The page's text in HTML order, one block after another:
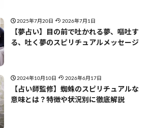
2025年7月20日 2026年7月1日
【夢占い】目の前で吐かれる夢、嘔吐す
る、吐く夢のスピリチュアルメッセージ
2024年10月10日 2026年6月17日
【占い師監修】蜘蛛のスピリチュアルな
意味とは？特徴や状況別に徹底解説